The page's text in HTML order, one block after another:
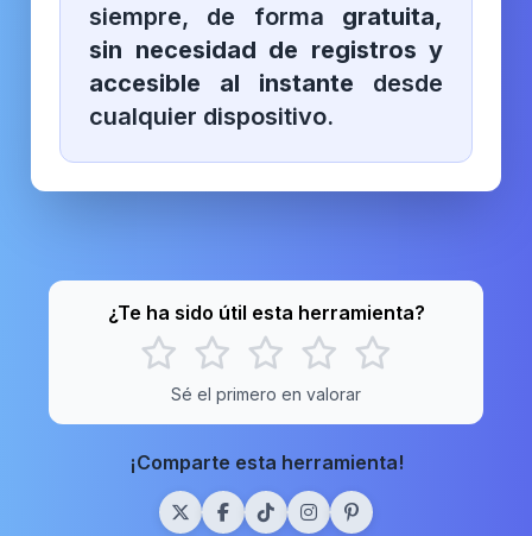
siempre, de forma gratuita,
sin necesidad de registros y
accesible al instante desde
cualquier dispositivo.
¿Te ha sido útil esta herramienta?
Sé el primero en valorar
¡Comparte esta herramienta!